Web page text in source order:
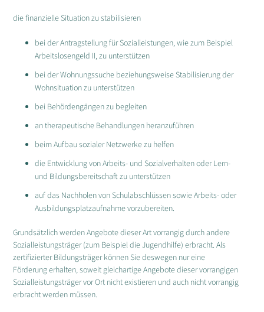
die finanzielle Situation zu stabilisieren
bei der Antragstellung für Sozialleistungen, wie zum Beispiel
Arbeitslosengeld II, zu unterstützen
bei der Wohnungssuche beziehungsweise Stabilisierung der
Wohnsituation zu unterstützen
bei Behördengängen zu begleiten
an therapeutische Behandlungen heranzuführen
beim Aufbau sozialer Netzwerke zu helfen
die Entwicklung von Arbeits- und Sozialverhalten oder Lern-
und Bildungsbereitschaft zu unterstützen
auf das Nachholen von Schulabschlüssen sowie Arbeits- oder
Ausbildungsplatzaufnahme vorzubereiten.
Grundsätzlich werden Angebote dieser Art vorrangig durch andere
Sozialleistungsträger (zum Beispiel die Jugendhilfe) erbracht. Als
zertifizierter Bildungsträger können Sie deswegen nur eine
Förderung erhalten, soweit gleichartige Angebote dieser vorrangigen
Sozialleistungsträger vor Ort nicht existieren und auch nicht vorrangig
erbracht werden müssen.